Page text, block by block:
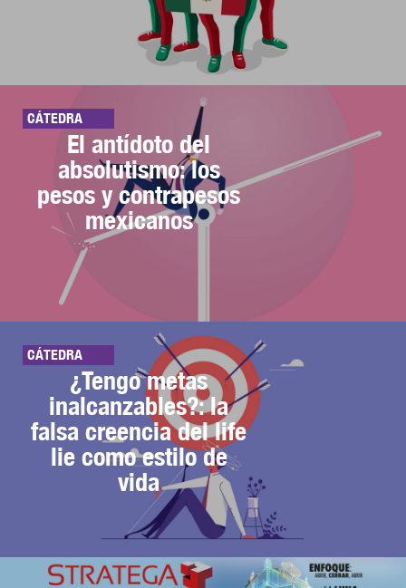
CÁTEDRA
El antídoto del
absolutismo: los
pesos y contrapesos
mexicanos
CÁTEDRA
¿Tengo metas
inalcanzables?: la
falsa creencia del life
lie como estilo de
vida